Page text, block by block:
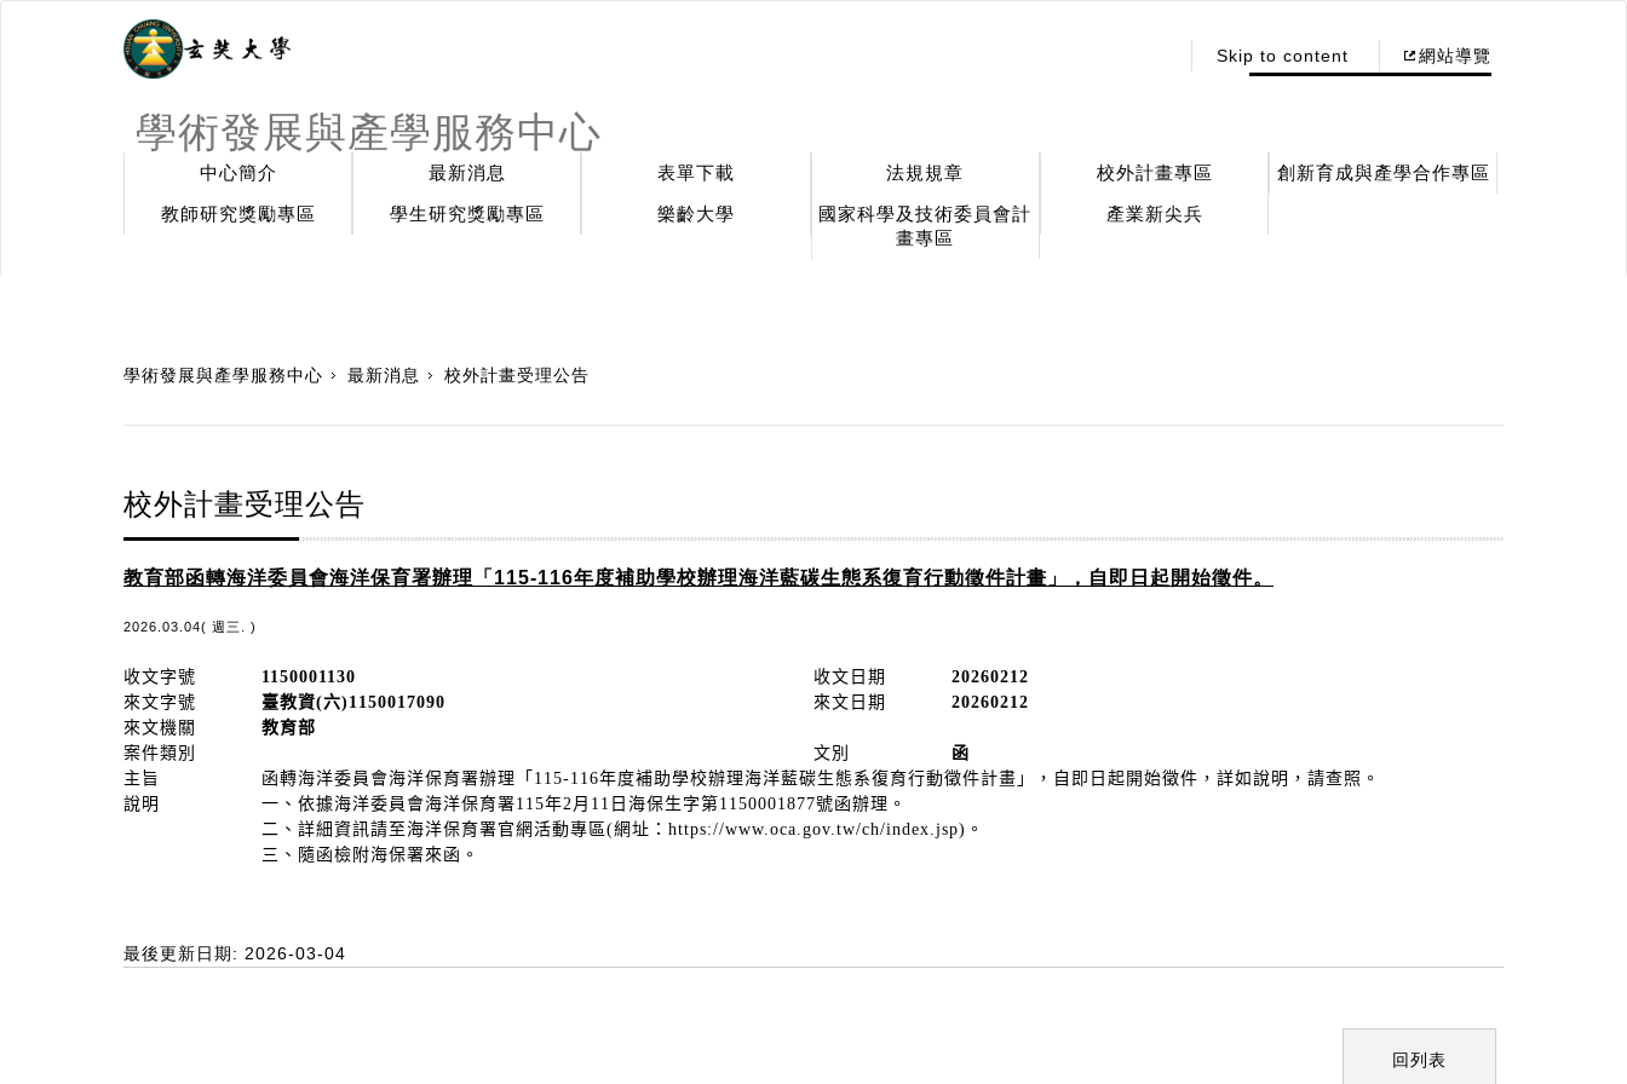
學術發展與產學服務中心
Skip to content 網站導覽
中心簡介 最新消息 表單下載 法規規章 校外計畫專區
創新育成與產學合作專區
教師研究獎勵專區
學生研究獎勵專區 樂齡大學
國家科學及技術委員會計
畫專區
產業新尖兵
學術發展與產學服務中心 最新消息 校外計畫受理公告
校外計畫受理公告
教育部函轉海洋委員會海洋保育署辦理「115-116年度補助學校辦理海洋藍碳生態系復育行動徵件計畫」，自即日起開始徵件。
2026.03.04( 週三. )
收文字號 1150001130 收文日期
20260212
來文字號
臺教資(六)1150017090 來文日期
20260212
來文機關
教育部
案件類別
文別
函
主旨
函轉海洋委員會海洋保育署辦理「115-116年度補助學校辦理海洋藍碳生態系復育行動徵件計畫」，自即日起開始徵件，詳如說明，請查照。
說明
一、依據海洋委員會海洋保育署115年2月11日海保生字第1150001877號函辦理。
二、詳細資訊請至海洋保育署官網活動專區(網址：https://www.oca.gov.tw/ch/index.jsp)。
三、隨函檢附海保署來函。
最後更新日期: 2026-03-04
回列表